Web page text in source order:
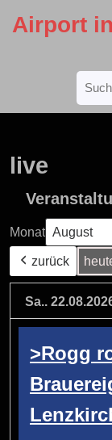
Airport
live
Monat
zurück
Sa..
>Rogg